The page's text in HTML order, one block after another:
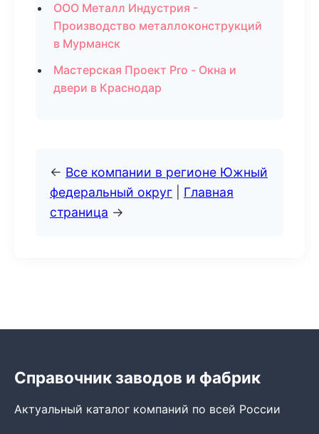
ООО Металл Индустрия -
Производство металлоконструкций
в Мурманск
Мастерская Проект Pro - Окна и
двери в Краснодар
← Все компании в регионе Южный
федеральный округ
Главная
страница →
Справочник заводов и фабрик
Актуальный каталог компаний по всей России